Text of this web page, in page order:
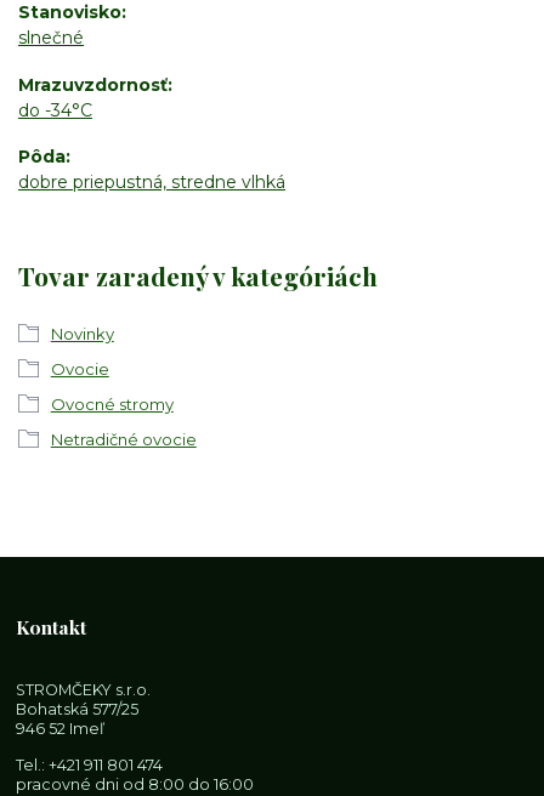
Stanovisko
slnečné
Mrazuvzdornosť
do -34°C
Pôda
dobre priepustná, stredne vlhká
Tovar zaradený v kategóriách
Novinky
Ovocie
Ovocné stromy
Netradičné ovocie
Kontakt
STROMČEKY s.r.o.
Bohatská 577/25
946 52 Imeľ
Tel.:+421 911 801 474
pracovné dni od 8:00 do 16:00